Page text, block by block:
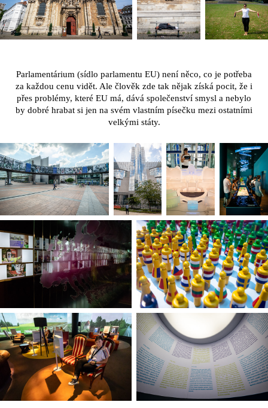
Parlamentárium (sídlo parlamentu EU) není něco, co je potřeba
za každou cenu vidět. Ale člověk zde tak nějak získá pocit, že i
přes problémy, které EU má, dává společenství smysl a nebylo
by dobré hrabat si jen na svém vlastním písečku mezi ostatními
velkými státy.